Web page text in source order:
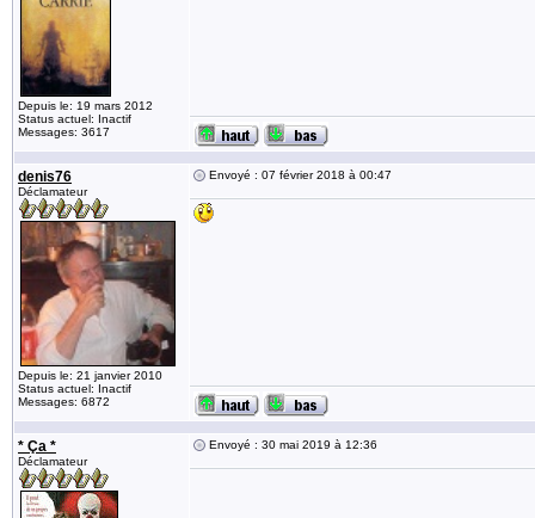
Depuis le: 19 mars 2012
Status actuel: Inactif
Messages: 3617
denis76
Déclamateur
Depuis le: 21 janvier 2010
Status actuel: Inactif
Messages: 6872
Envoyé : 07 février 2018 à 00:47
* Ça *
Déclamateur
Envoyé : 30 mai 2019 à 12:36